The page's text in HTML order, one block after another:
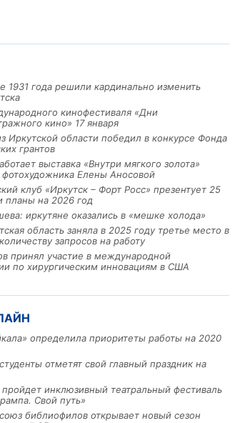
1931 года решили кардинально изменить
кинофестиваля «Дни
кино» 17 января
Иркутской области победил в конкурсе Фонда
грантов
выставка «Внутри мягкого золота»
фотохудожника Елены Аносовой
клуб «Иркутск – Форт Росс» презентует 25
планы на 2026 год
иркутяне оказались в «мешке холода»
область заняла в 2025 году третье место в
запросов на работу
принял участие в международной
по хирургическим инновациям в США
определила приоритеты работы на 2020
отметят свой главный праздник на
инклюзивный театральный фестиваль
Свой путь»
библиофилов открывает новый сезон
Льготный заём в 9 миллионов
рублей получит
машиностроительное предприятие
3 фото